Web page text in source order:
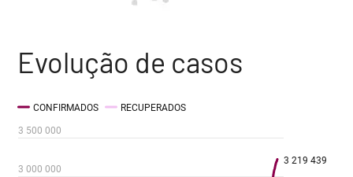
Evolução de casos